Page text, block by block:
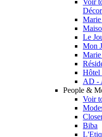
Voir
Le
Mon
Marie
Hôtel
AD -
People &
Voir
Biba